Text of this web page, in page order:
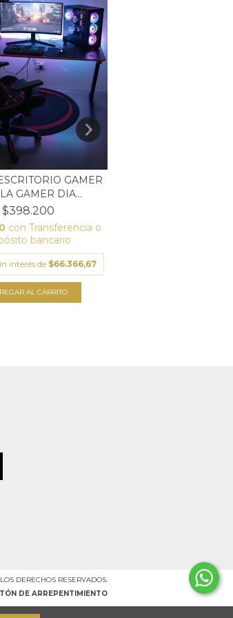
GAMER
GAMER DIA...
$398.200
con Transferencia o
bancario
interés de $66.366,67
DERECHOS RESERVADOS.
DE ARREPENTIMIENTO